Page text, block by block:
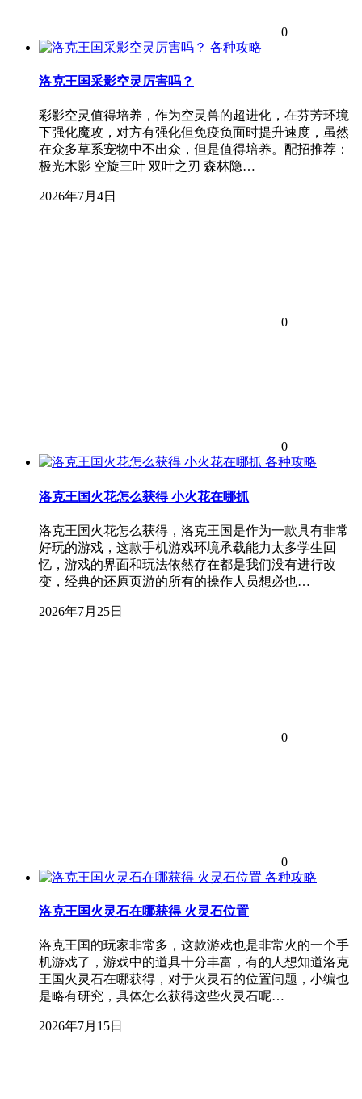
0
各种攻略
洛克王国采影空灵厉害吗？
彩影空灵值得培养，作为空灵兽的超进化，在芬芳环境
下强化魔攻，对方有强化但免疫负面时提升速度，虽然
在众多草系宠物中不出众，但是值得培养。配招推荐：
极光木影 空旋三叶 双叶之刃 森林隐…
2026年7月4日
0
0
各种攻略
洛克王国火花怎么获得 小火花在哪抓
洛克王国火花怎么获得，洛克王国是作为一款具有非常
好玩的游戏，这款手机游戏环境承载能力太多学生回
忆，游戏的界面和玩法依然存在都是我们没有进行改
变，经典的还原页游的所有的操作人员想必也…
2026年7月25日
0
0
各种攻略
洛克王国火灵石在哪获得 火灵石位置
洛克王国的玩家非常多，这款游戏也是非常火的一个手
机游戏了，游戏中的道具十分丰富，有的人想知道洛克
王国火灵石在哪获得，对于火灵石的位置问题，小编也
是略有研究，具体怎么获得这些火灵石呢…
2026年7月15日